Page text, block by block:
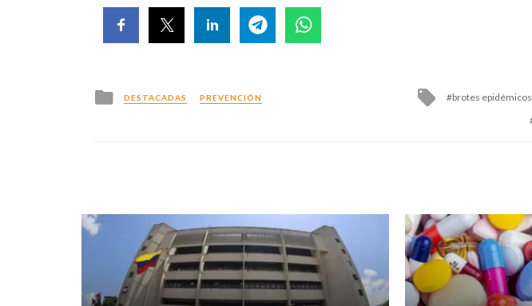
Posted
in
DESTACADAS PREVENCIÓN
Tagged
with
brotes epidémicos